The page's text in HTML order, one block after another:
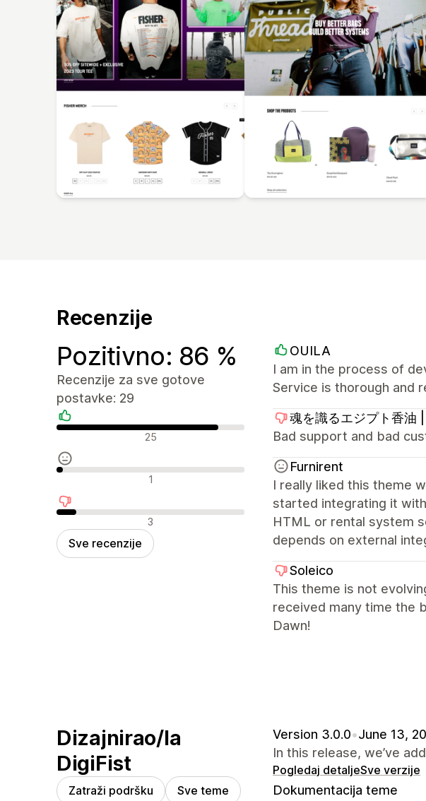
Recenzije
Pozitivno: 86 %
Recenzije za sve gotove
postavke: 29
Pozitivne recenzije
25
Neutralne recenzije
1
Negativne recenzije
3
Sve recenzije
OUILA
I am in the process of
Service is thorough and
魂を識るエジプト香油
Bad support and bad
Furnirent
I really liked this theme
started integrating it
HTML or rental system
depends on external
Soleico
This theme is not
received many time the
Dawn!
Dizajnirao/la
DigiFist
Zatraži podršku Sve teme
Version 3.0.0•June 13,
In this release, we’ve
Pogledaj detaljeSve verzije
Dokumentacija teme